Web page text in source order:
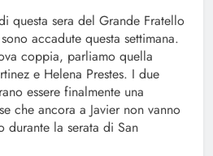
questa sera del Grande Fratello
accadute questa settimana.
coppia, parliamo quella
e Helena Prestes. I due
essere finalmente una
che ancora a Javier non vanno
durante la serata di San